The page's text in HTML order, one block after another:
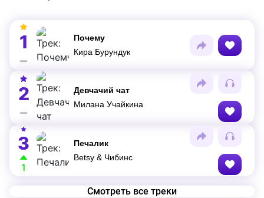
1
Почему
Кира Бурундук
2
Девчачий чат
Милана Учайкина
3
1
Печалик
Betsy & Чибинс
Смотреть все треки